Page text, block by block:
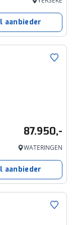
aanbieder
87.950,-
WATERINGEN
aanbieder